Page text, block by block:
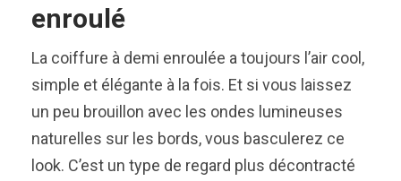
enroulé
La coiffure à demi enroulée a toujours l’air cool,
simple et élégante à la fois. Et si vous laissez
un peu brouillon avec les ondes lumineuses
naturelles sur les bords, vous basculerez ce
look. C’est un type de regard plus décontracté